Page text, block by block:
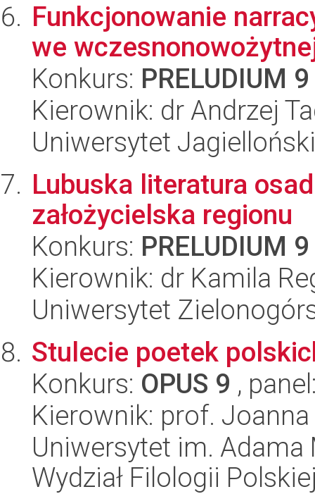
Funkcjonowanie
we
Konkurs: PRELUDIUM 9
Kierownik: dr Andrzej
Uniwersytet
Lubuska literatura
założycielska regionu
Konkurs: PRELUDIUM 9
Kierownik: dr Kamila
Uniwersytet
Stulecie poetek
Konkurs: OPUS 9 ,
Kierownik: prof.
Uniwersytet im.
Wydział Filologii